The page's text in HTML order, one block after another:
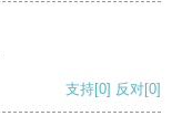
支持[0] 反对[0]